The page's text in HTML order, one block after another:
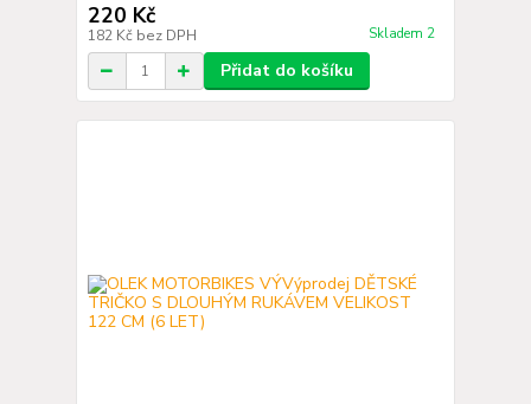
220 Kč
182 Kč bez DPH Skladem 2
Přidat do košíku